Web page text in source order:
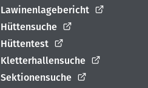
Lawinenlagebericht
Hüttensuche
Hüttentest
Kletterhallensuche
Sektionensuche